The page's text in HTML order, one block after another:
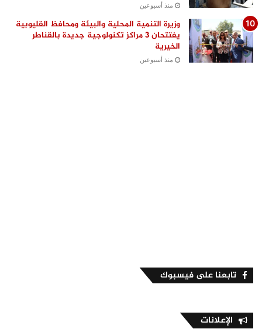
منذ أسبوعين
وزيرة التنمية المحلية والبيئة ومحافظ القليوبية
يفتتحان 3 مراكز تكنولوجية جديدة بالقناطر
الخيرية
منذ أسبوعين
تابعنا على فيسبوك
الإعلانات